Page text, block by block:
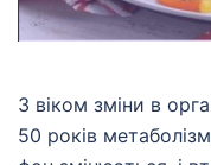
З віком зміни в
50 років